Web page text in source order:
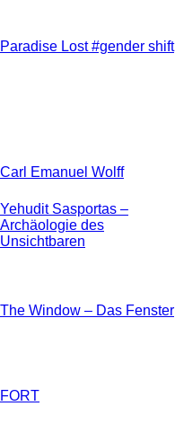
Paradise Lost #gender shift
Carl Emanuel Wolff
Yehudit Sasportas –
Archäologie des
Unsichtbaren
The Window – Das Fenster
FORT